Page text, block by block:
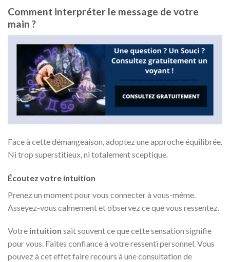
Comment interpréter le message de votre
main ?
Face à cette démangeaison, adoptez une approche équilibrée.
Ni trop superstitieux, ni totalement sceptique.
Écoutez votre intuition
Prenez un moment pour vous connecter à vous-même.
Asseyez-vous calmement et observez ce que vous ressentez.
Votre intuition sait souvent ce que cette sensation signifie
pour vous. Faites confiance à votre ressenti personnel. Vous
pouvez à cet effet faire recours à une consultation de